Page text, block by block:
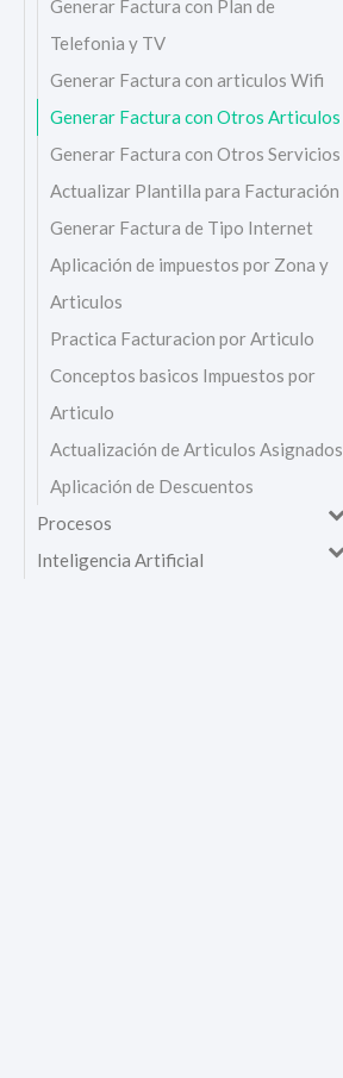
Generar Factura con Plan de
Telefonia y TV
Generar Factura con articulos Wifi
Generar Factura con Otros Articulos
Generar Factura con Otros Servicios
Actualizar Plantilla para Facturación
Generar Factura de Tipo Internet
Aplicación de impuestos por Zona y
Articulos
Practica Facturacion por Articulo
Conceptos basicos Impuestos por
Articulo
Actualización de Articulos Asignados
Aplicación de Descuentos
Procesos
Inteligencia Artificial